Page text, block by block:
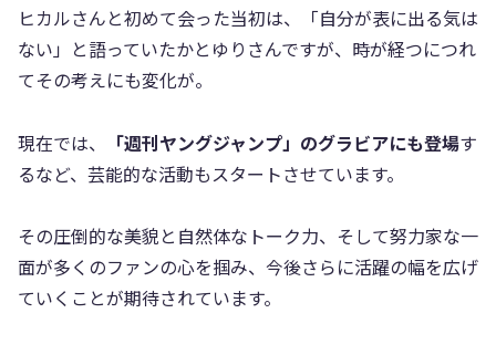
ヒカルさんと初めて会った当初は、「自分が表に出る気は
ない」と語っていたかとゆりさんですが、時が経つにつれ
てその考えにも変化が。
現在では、 「週刊ヤングジャンプ」のグラビアにも登場す
るなど、芸能的な活動もスタートさせています。
その圧倒的な美貌と自然体なトーク力、そして努力家な一
面が多くのファンの心を掴み、今後さらに活躍の幅を広げ
ていくことが期待されています。